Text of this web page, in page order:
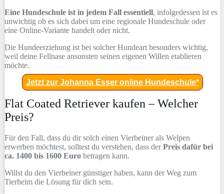
Eine Hundeschule ist in jedem Fall essentiell, infolgedessen ist es
unwichtig ob es sich dabei um eine regionale Hundeschule oder
eine Online-Variante handelt oder nicht.
Die Hundeerziehung ist bei solcher Hundeart besonders wichtig,
weil deine Fellnase ansonsten seinen eigenen Willen etablieren
möchte.
Jetzt zur Johanna Esser online Hundeschule*
Flat Coated Retriever kaufen – Welcher
Preis?
Für den Fall, dass du dir solch einen Vierbeiner als Welpen
erwerben möchtest, solltest du verstehen, dass derPreis dafür bei
ca. 1400 bis 1600 Euro betragen kann.
Willst du den Vierbeiner günstiger haben, kann der Weg zum
Tierheim die Lösung für dich sein.